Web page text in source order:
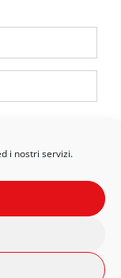
i nostri servizi.